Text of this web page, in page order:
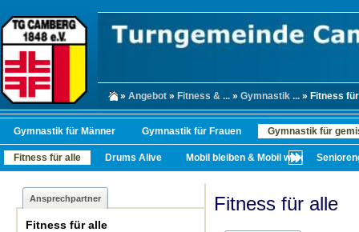
» Angebot » Fitness & ... » Gymnastik ... » Fitness
Gymnastik für Männer Gymnastik für Frauen Gymnastik für
Fitness für alle Drums Alive Mobil bleiben & Mobil werden
Ansprechpartner
Fitness für alle
Fitness für alle